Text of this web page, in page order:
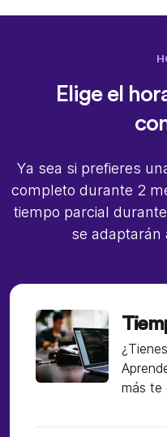
Elige el
Ya sea si prefieres
completo durante 2
tiempo parcial
se adaptarán
más te